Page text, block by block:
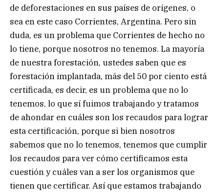
de deforestaciones en sus países de orígenes, o
sea en este caso Corrientes, Argentina. Pero sin
duda, es un problema que Corrientes de hecho no
lo tiene, porque nosotros no tenemos. La mayoría
de nuestra forestación, ustedes saben que es
forestación implantada, más del 50 por ciento está
certificada, es decir, es un problema que no lo
tenemos, lo que sí fuimos trabajando y tratamos
de ahondar en cuáles son los recaudos para lograr
esta certificación, porque si bien nosotros
sabemos que no lo tenemos, tenemos que cumplir
los recaudos para ver cómo certificamos esta
cuestión y cuáles van a ser los organismos que
tienen que certificar. Así que estamos trabajando